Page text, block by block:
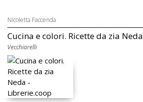
Nicoletta Faccenda
Cucina e colori. Ricette da zia Neda
Vecchiarelli